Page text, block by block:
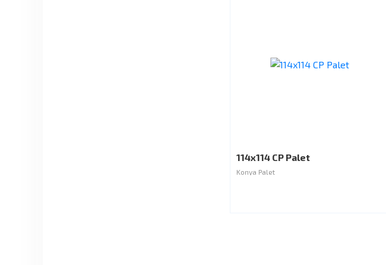
114x114 CP Palet
Konya Palet